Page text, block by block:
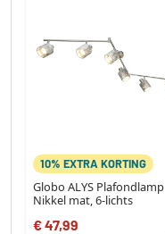
10% EXTRA KORTING
Globo ALYS Plafondlamp
Nikkel mat, 6-lichts
€ 47,99